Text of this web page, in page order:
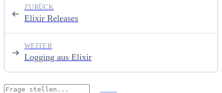
Elixir Releases
ZURÜCK
Logging aus Elixir
WEITER